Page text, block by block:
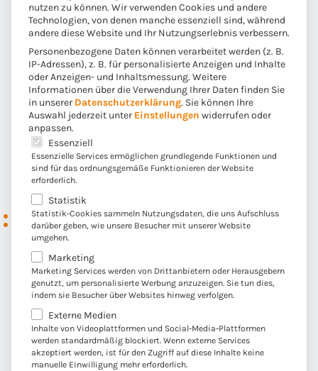
des Höchstrechnungszins auch Auswirkungen auf das
Bestandsportfolio. Für das Bestandsportfolio ist eine
genaue Umkehr der Effekte der letzten Senkung des
Höchstrechnungszinses zu erwarten: die
Rentenfaktoren könnten wieder steigen und Dynamiken
mit den neuen Rechnungsgrundlagen mit höherem
Garantiezins erfolgen und sich so positiv für
Versicherungsnehmer auswirken. Voraussetzung dafür
ist natürlich, dass diese Änderungen durch die AGBs
gedeckt sind.
Fazit: Nimmt mit der
Erhöhung des
Höchstrechnungszinses die
klassische
Lebensversicherung wieder
Fahrt auf?
nutzen zu können. Wir verwenden Cookies und andere
Technologien, von denen manche essenziell sind, während
andere diese Website und Ihr Nutzungserlebnis verbessern.
Personenbezogene Daten können verarbeitet werden (z. B.
IP-Adressen), z. B. für personalisierte Anzeigen und Inhalte
oder Anzeigen- und Inhaltsmessung. Weitere
Informationen über die Verwendung Ihrer Daten finden Sie
in unserer Datenschutzerklärung. Sie können Ihre
Auswahl jederzeit unter Einstellungen widerrufen oder
anpassen.
Es folgt eine Liste der Service-Gruppen, für die eine
Essenziell
Essenzielle Services ermöglichen grundlegende Funktionen und
sind für das ordnungsgemäße Funktionieren der Website
erforderlich.
Statistik
Statistik-Cookies sammeln Nutzungsdaten, die uns Aufschluss
darüber geben, wie unsere Besucher mit unserer Website
umgehen.
Marketing
Marketing Services werden von Drittanbietern oder Herausgebern
genutzt, um personalisierte Werbung anzuzeigen. Sie tun dies,
indem sie Besucher über Websites hinweg verfolgen.
Externe Medien
Inhalte von Videoplattformen und Social-Media-Plattformen
werden standardmäßig blockiert. Wenn externe Services
akzeptiert werden, ist für den Zugriff auf diese Inhalte keine
manuelle Einwilligung mehr erforderlich.